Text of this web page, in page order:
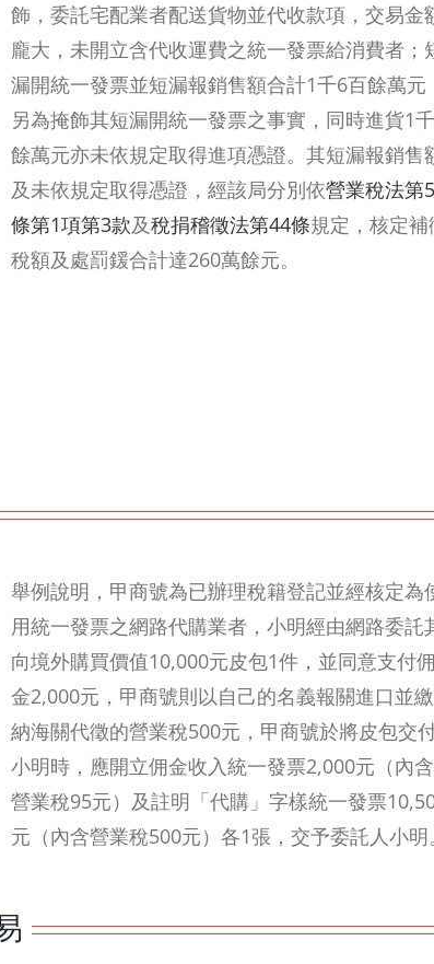
飾，委託宅配業者配送貨物並代收款項，交易金
龐大，未開立含代收運費之統一發票給消費者；
漏開統一發票並短漏報銷售額合計1千6百餘萬元
另為掩飾其短漏開統一發票之事實，同時進貨1千
餘萬元亦未依規定取得進項憑證。其短漏報銷售
及未依規定取得憑證，經該局分別依營業稅法第
條第1項第3款及稅捐稽徵法第44條規定，核定補
稅額及處罰鍰合計達260萬餘元。
舉例說明，甲商號為已辦理稅籍登記並經核定為
用統一發票之網路代購業者，小明經由網路委託
向境外購買價值10,000元皮包1件，並同意支付佣
金2,000元，甲商號則以自己的名義報關進口並繳
納海關代徵的營業稅500元，甲商號於將皮包交
小明時，應開立佣金收入統一發票2,000元（內含
營業稅95元）及註明「代購」字樣統一發票
元（內含營業稅500元）各1張，交予委託人小明。